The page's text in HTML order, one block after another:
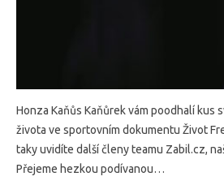
Honza Kaňůs Kaňůrek vám poodhalí kus
života ve sportovním dokumentu Život
taky uvidíte další členy teamu Zabil.cz,
Přejeme hezkou podívanou…